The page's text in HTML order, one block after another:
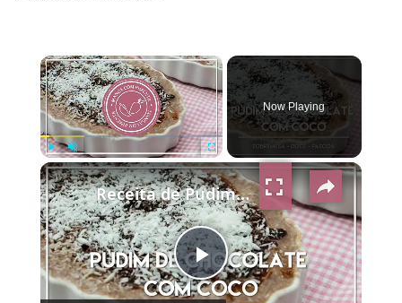
×
Play Unmute Fullscreen
Now Playing
×
Play
Receita de Pudim de Chocolate com Coco - Receitinhas para Páscoa